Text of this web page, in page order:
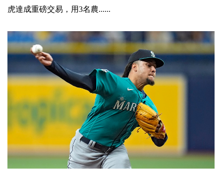
虎達成重磅交易，用3名農......